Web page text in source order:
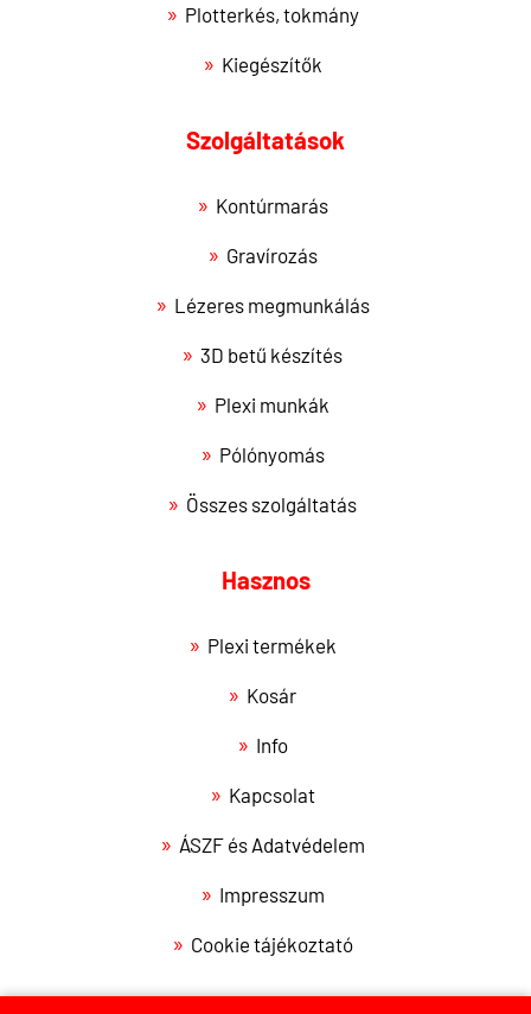
Plotterkés, tokmány
Kiegészítők
Szolgáltatások
Kontúrmarás
Gravírozás
Lézeres megmunkálás
3D betű készítés
Plexi munkák
Pólónyomás
Összes szolgáltatás
Hasznos
Plexi termékek
Kosár
Info
Kapcsolat
ÁSZF és Adatvédelem
Impresszum
Cookie tájékoztató